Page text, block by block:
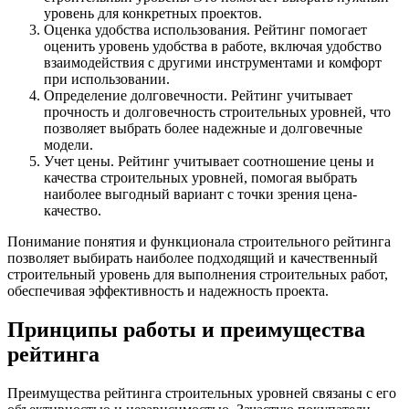
уровень для конкретных проектов.
Оценка удобства использования. Рейтинг помогает
оценить уровень удобства в работе, включая удобство
взаимодействия с другими инструментами и комфорт
при использовании.
Определение долговечности. Рейтинг учитывает
прочность и долговечность строительных уровней, что
позволяет выбрать более надежные и долговечные
модели.
Учет цены. Рейтинг учитывает соотношение цены и
качества строительных уровней, помогая выбрать
наиболее выгодный вариант с точки зрения цена-
качество.
Понимание понятия и функционала строительного рейтинга
позволяет выбирать наиболее подходящий и качественный
строительный уровень для выполнения строительных работ,
обеспечивая эффективность и надежность проекта.
Принципы работы и преимущества
рейтинга
Преимущества рейтинга строительных уровней связаны с его